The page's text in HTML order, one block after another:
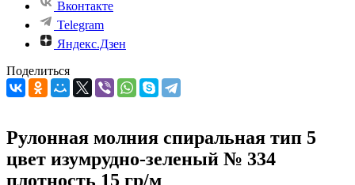
Вконтакте
Telegram
Яндекс.Дзен
Поделиться
Рулонная молния спиральная тип 5
цвет изумрудно-зеленый № 334
плотность 15 гр/м